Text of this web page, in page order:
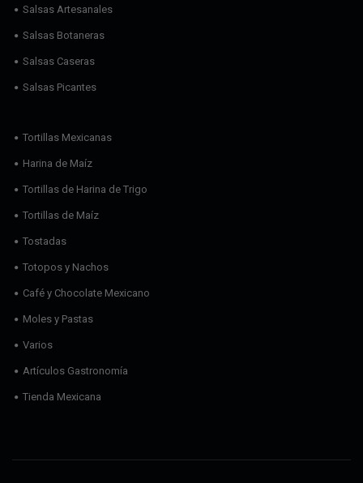
Salsas Artesanales
Salsas Botaneras
Salsas Caseras
Salsas Picantes
Tortillas Mexicanas
Harina de Maíz
Tortillas de Harina de Trigo
Tortillas de Maíz
Tostadas
Totopos y Nachos
Café y Chocolate Mexicano
Moles y Pastas
Varios
Artículos Gastronomía
Tienda Mexicana